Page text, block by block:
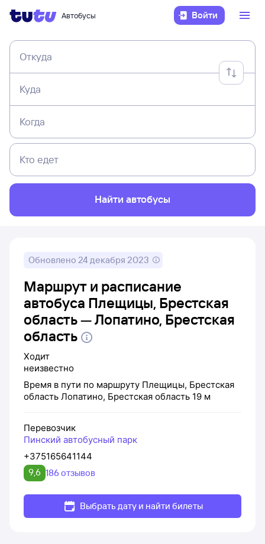
Автобусы Войти
Откуда
Куда
Когда
Кто едет
Найти автобусы
Обновлено 24 декабря 2023
Маршрут и расписание
автобуса Плещицы, Брестская
область — Лопатино, Брестская
область
Ходит
неизвестно
Время в пути по маршруту Плещицы, Брестская
область Лопатино, Брестская область 19 м
Перевозчик
Пинский автобусный парк
+375165641144
9,6 186 отзывов
Выбрать дату и найти билеты